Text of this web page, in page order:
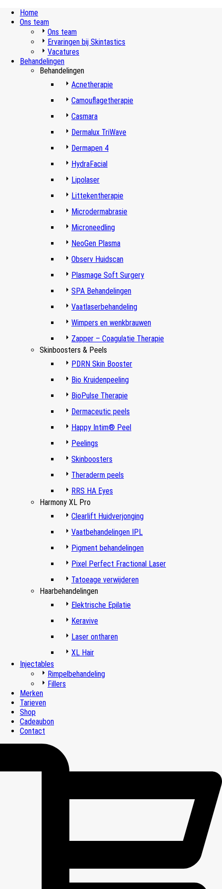
Home
Ons team
Ons team
Ervaringen bij Skintastics
Vacatures
Behandelingen
Behandelingen
Acnetherapie
Camouflagetherapie
Casmara
Dermalux TriWave
Dermapen 4
HydraFacial
Lipolaser
Littekentherapie
Microdermabrasie
Microneedling
NeoGen Plasma
Observ Huidscan
Plasmage Soft Surgery
SPA Behandelingen
Vaatlaserbehandeling
Wimpers en wenkbrauwen
Zapper – Coagulatie Therapie
Skinboosters & Peels
PDRN Skin Booster
Bio Kruidenpeeling
BioPulse Therapie
Dermaceutic peels
Happy Intim® Peel
Peelings
Skinboosters
Theraderm peels
RRS HA Eyes
Harmony XL Pro
Clearlift Huidverjonging
Vaatbehandelingen IPL
Pigment behandelingen
Pixel Perfect Fractional Laser
Tatoeage verwijderen
Haarbehandelingen
Elektrische Epilatie
Keravive
Laser ontharen
XL Hair
Injectables
Rimpelbehandeling
Fillers
Merken
Tarieven
Shop
Cadeaubon
Contact